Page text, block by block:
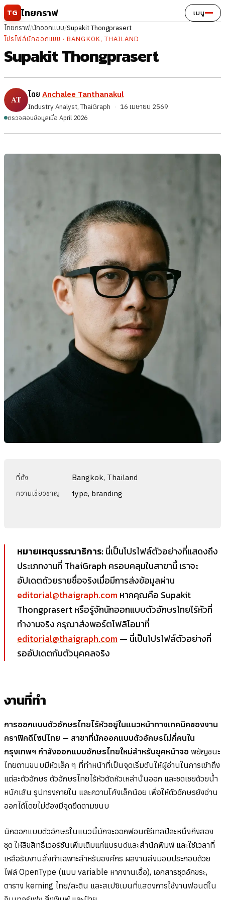
ข้ามไปยังเนื้อหา
TG ไทยกราฟ เมนู
ไทยกราฟ/นักออกแบบ/Supakit Thongprasert
โปรไฟล์นักออกแบบ · BANGKOK, THAILAND
Supakit Thongprasert
โดย Anchalee Tanthanakul
Industry Analyst, ThaiGraph · 16 เมษายน 2569
ตรวจสอบข้อมูลเมื่อ April 2026
ที่ตั้ง Bangkok, Thailand
ความเชี่ยวชาญ type, branding
หมายเหตุบรรณาธิการ:นี่เป็นโปรไฟล์ตัวอย่างที่แสดงถึง
ประเภทงานที่ ThaiGraph ครอบคลุมในสาขานี้ เราจะ
อัปเดตด้วยรายชื่อจริงเมื่อมีการส่งข้อมูลผ่าน
editorial@thaigraph.com หากคุณคือ Supakit
Thongprasert หรือรู้จักนักออกแบบตัวอักษรไทยไร้หัวที่
ทำงานจริง กรุณาส่งพอร์ตโฟลิโอมาที่
editorial@thaigraph.com — นี่เป็นโปรไฟล์ตัวอย่างที่
รออัปเดตกับตัวบุคคลจริง
งานที่ทำ
การออกแบบตัวอักษรไทยไร้หัวอยู่ในแนวหน้าทางเทคนิคของงาน
กราฟิกดีไซน์ไทย — สาขาที่นักออกแบบตัวอักษรไม่กี่คนใน
กรุงเทพฯ กำลังออกแบบอักษรไทยใหม่สำหรับยุคหน้าจอ พยัญชนะ
ไทยตามขนบมีหัวเล็ก ๆ ที่ทำหน้าที่เป็นจุดเริ่มต้นให้ผู้อ่านในการเข้าถึง
แต่ละตัวอักษร ตัวอักษรไทยไร้หัวตัดหัวเหล่านั้นออก และชดเชยด้วยน้ำ
หนักเส้น รูปทรงภายใน และความโค้งเล็กน้อย เพื่อให้ตัวอักษรยังอ่าน
ออกได้โดยไม่ต้องมีจุดยึดตามขนบ
นักออกแบบตัวอักษรในแนวนี้มักจะออกฟอนต์รีเทลปีละหนึ่งถึงสอง
ชุด ให้ลิขสิทธิ์เวอร์ชันเพิ่มเติมแก่แบรนด์และสำนักพิมพ์ และใช้เวลาที่
เหลือรับงานสั่งทำเฉพาะสำหรับองค์กร ผลงานส่งมอบประกอบด้วย
ไฟล์ OpenType (แบบ variable หากงานเอื้อ), เอกสารชุดอักขระ,
ตาราง kerning ไทย/ละติน และสเปซิเมนที่แสดงการใช้งานฟอนต์ใน